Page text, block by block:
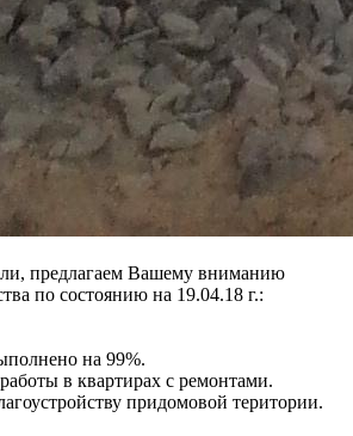
предлагаем Вашему вниманию
по состоянию на 19.04.18 г.:
на 99%.
в квартирах с ремонтами.
придомовой територии.